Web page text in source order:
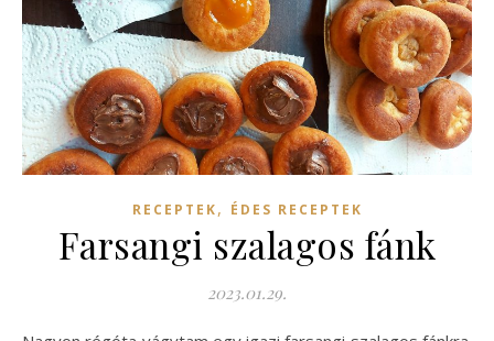
RECEPTEK, ÉDES RECEPTEK
Farsangi szalagos fánk
2023.01.29.